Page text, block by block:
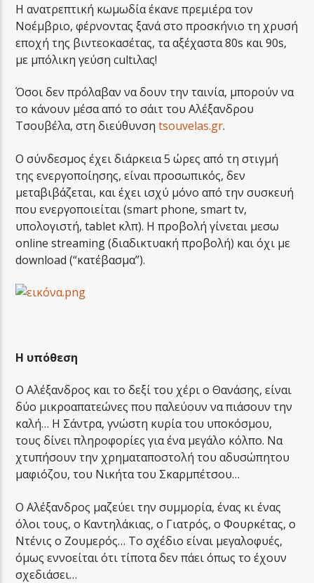
Η ανατρεπτική κωμωδία έκανε πρεμιέρα τον
Νοέμβριο, φέρνοντας ξανά στο προσκήνιο τη χρυσή
εποχή της βιντεοκασέτας, τα αξέχαστα 80s και 90s,
με μπόλικη γεύση cultιλας!
Όσοι δεν πρόλαβαν να δουν την ταινία, μπορούν να
το κάνουν μέσα από το σάιτ του Αλέξανδρου
Τσουβέλα, στη διεύθυνσηtsouvelas.gr.
Ο σύνδεσμος έχει διάρκεια 5 ώρες από τη στιγμή
της ενεργοποίησης, είναι προσωπικός, δεν
μεταβιβάζεται, και έχει ισχύ μόνο από την συσκευή
που ενεργοποιείται (smart phone, smart tv,
υπολογιστή, tablet κλπ). Η προβολή γίνεται μεσω
online streaming (διαδικτυακή προβολή) και όχι με
download (“κατέβασμα”).
Η υπόθεση
Ο Αλέξανδρος και το δεξί του χέρι ο Θανάσης, είναι
δύο μικροαπατεώνες που παλεύουν να πιάσουν την
καλή… Η Σάντρα, γνώστη κυρία του υποκόσμου,
τους δίνει πληροφορίες για ένα μεγάλο κόλπο. Να
χτυπήσουν την χρηματαποστολή του αδυσώπητου
μαφιόζου, του Νικήτα του Σκαρμπέτσου…
Ο Αλέξανδρος μαζεύει την συμμορία, ένας κι ένας
όλοι τους, ο Καντηλάκιας, ο Γιατρός, ο Φουρκέτας, ο
Ντένις ο Ζουμερός… Το σχέδιο είναι μεγαλοφυές,
όμως εννοείται ότι τίποτα δεν πάει όπως το έχουν
σχεδιάσει…